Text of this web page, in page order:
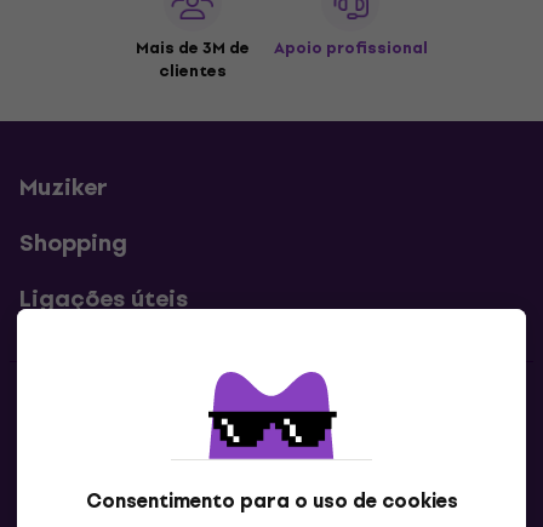
Consentimento para o uso de cookies
Mais de 3M de
clientes
Apoio profissional
Muziker
Shopping
Ligações úteis
Contatos
Contacta-nos